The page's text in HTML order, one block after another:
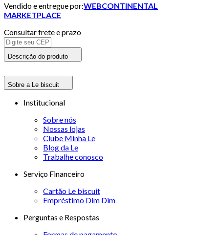
Vendido e entregue por:WEBCONTINENTAL
MARKETPLACE
Consultar frete e prazo
Descrição do produto
Sobre a Le biscuit
Institucional
Sobre nós
Nossas lojas
Clube Minha Le
Blog da Le
Trabalhe conosco
Serviço Financeiro
Cartão Le biscuit
Empréstimo Dim Dim
Perguntas e Respostas